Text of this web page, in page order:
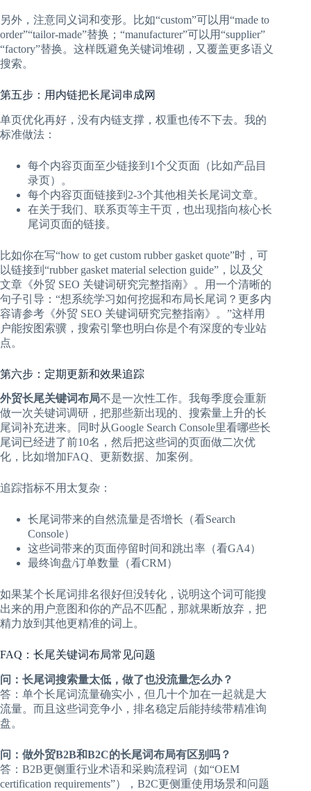
另外，注意同义词和变形。比如“custom”可以用“made to
order”“tailor-made”替换；“manufacturer”可以用“supplier”
“factory”替换。这样既避免关键词堆砌，又覆盖更多语义
搜索。
第五步：用内链把长尾词串成网
单页优化再好，没有内链支撑，权重也传不下去。我的
标准做法：
每个内容页面至少链接到1个父页面（比如产品目
录页）。
每个内容页面链接到2-3个其他相关长尾词文章。
在关于我们、联系页等主干页，也出现指向核心长
尾词页面的链接。
比如你在写“how to get custom rubber gasket quote”时，可
以链接到“rubber gasket material selection guide”，以及父
文章《外贸 SEO 关键词研究完整指南》。用一个清晰的
句子引导：“想系统学习如何挖掘和布局长尾词？更多内
容请参考《外贸 SEO 关键词研究完整指南》。”这样用
户能按图索骥，搜索引擎也明白你是个有深度的专业站
点。
第六步：定期更新和效果追踪
外贸长尾关键词布局不是一次性工作。我每季度会重新
做一次关键词调研，把那些新出现的、搜索量上升的长
尾词补充进来。同时从Google Search Console里看哪些长
尾词已经进了前10名，然后把这些词的页面做二次优
化，比如增加FAQ、更新数据、加案例。
追踪指标不用太复杂：
长尾词带来的自然流量是否增长（看Search
Console）
这些词带来的页面停留时间和跳出率（看GA4）
最终询盘/订单数量（看CRM）
如果某个长尾词排名很好但没转化，说明这个词可能搜
出来的用户意图和你的产品不匹配，那就果断放弃，把
精力放到其他更精准的词上。
FAQ：长尾关键词布局常见问题
问：长尾词搜索量太低，做了也没流量怎么办？
答：单个长尾词流量确实小，但几十个加在一起就是大
流量。而且这些词竞争小，排名稳定后能持续带精准询
盘。
问：做外贸B2B和B2C的长尾词布局有区别吗？
答：B2B更侧重行业术语和采购流程词（如“OEM
certification requirements”），B2C更侧重使用场景和问题